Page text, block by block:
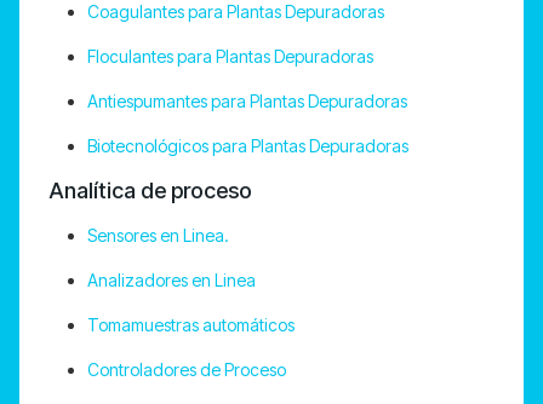
Coagulantes para Plantas Depuradoras
Floculantes para Plantas Depuradoras
Antiespumantes para Plantas Depuradoras
Biotecnológicos para Plantas Depuradoras
Analítica de proceso
Sensores en Linea.
Analizadores en Linea
Tomamuestras automáticos
Controladores de Proceso